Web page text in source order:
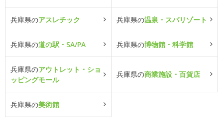
兵庫県のアスレチック 兵庫県の温泉・スパリゾート
兵庫県の道の駅・SA/PA 兵庫県の博物館・科学館
兵庫県のアウトレット・ショ
ッピングモール
兵庫県の商業施設・百貨店
兵庫県の美術館